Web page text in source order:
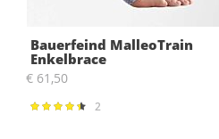
Bauerfeind MalleoTrain
Enkelbrace
€ 61,50
Waardering:
2